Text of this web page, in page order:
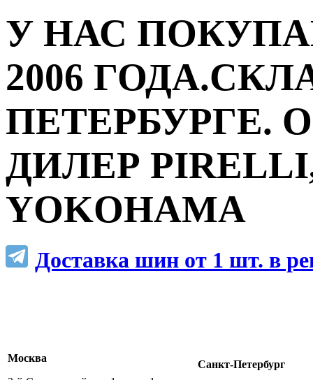
У НАС
2006
ПЕТЕРБУРГЕ.
ДИЛЕР
YOKOHAMA
Доставка шин от 1 шт. в
Москва
Санкт-Петербург